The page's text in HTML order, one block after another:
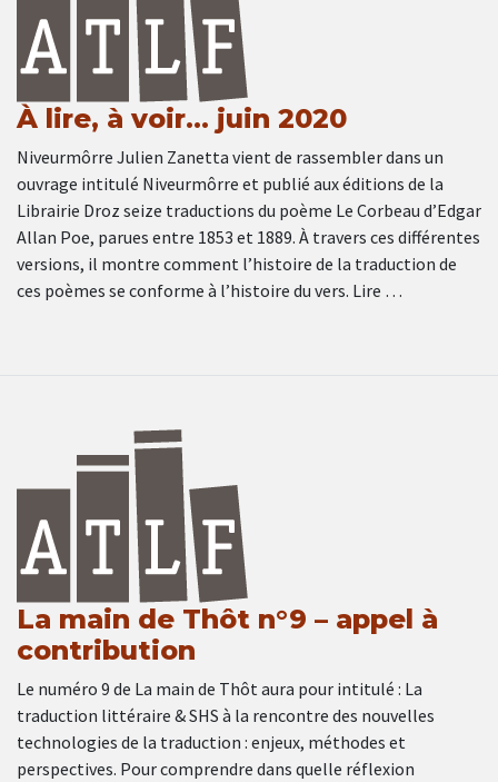
À lire, à voir… juin 2020
Niveurmôrre Julien Zanetta vient de rassembler dans un
ouvrage intitulé Niveurmôrre et publié aux éditions de la
Librairie Droz seize traductions du poème Le Corbeau d’Edgar
Allan Poe, parues entre 1853 et 1889. À travers ces différentes
versions, il montre comment l’histoire de la traduction de
ces poèmes se conforme à l’histoire du vers. Lire …
La main de Thôt n°9 – appel à
contribution
Le numéro 9 de La main de Thôt aura pour intitulé : La
traduction littéraire & SHS à la rencontre des nouvelles
technologies de la traduction : enjeux, méthodes et
perspectives. Pour comprendre dans quelle réflexion